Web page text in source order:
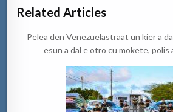
Related Articles
Pelea den Venezuelastraat un kier a
esun a dal e otro cu mokete,